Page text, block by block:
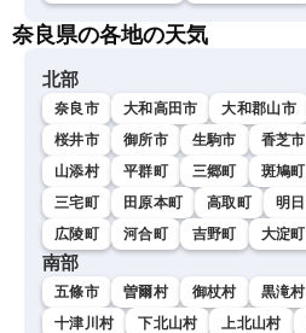
奈良県の各地の天気
北部
奈良市 大和高田市 大和郡山市
桜井市
御所市 生駒市 香芝市
山添村
平群町 三郷町 斑鳩町
三宅町
田原本町 高取町 明
広陵町
河合町 吉野町 大淀町
南部
五條市 曽爾村 御杖村 黒滝村
十津川村
下北山村 上北山村